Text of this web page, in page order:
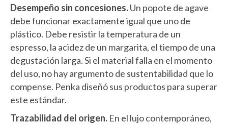
Desempeño sin concesiones.Un popote de agave
debe funcionar exactamente igual que uno de
plástico. Debe resistir la temperatura de un
espresso, la acidez de un margarita, el tiempo de una
degustación larga. Si el material falla en el momento
del uso, no hay argumento de sustentabilidad que lo
compense. Penka diseñó sus productos para superar
este estándar.
Trazabilidad del origen. En el lujo contemporáneo,